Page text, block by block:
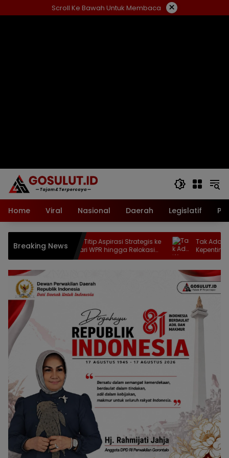
ke
Scroll Ke Bawah Untuk Membaca ×
Home Viral Nasional Daerah Legislatif
Breaking News
Mikson Yapanto Titip Aspirasi Strategis ke
Rusli Habibie, dari WPR hingga Relokasi
Fuel Terminal Pertamina
Tak Ada Warna
Kepentingan